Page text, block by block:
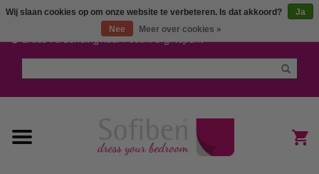
Gratis verzending naar Post.nl afgiftepunt
Mijn account / Registreren
Dekbedovertrekken
Wij slaan cookies op om onze website te verbeteren. Is dat akkoord?
Ja
Nee
Meer over cookies »